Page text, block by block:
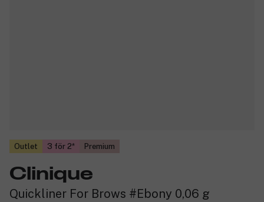
Outlet 3 för 2 Premium
Clinique
Quickliner For Brows #Ebony 0,06 g